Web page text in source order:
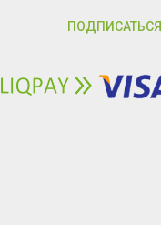
ПОДПИСАТЬСЯ